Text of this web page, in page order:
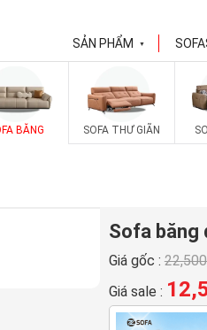
SẢN PHẨM ▼
BĂNG SOFA THƯ GIÃN
Sofa băng
Giá gốc :
Giá sale :